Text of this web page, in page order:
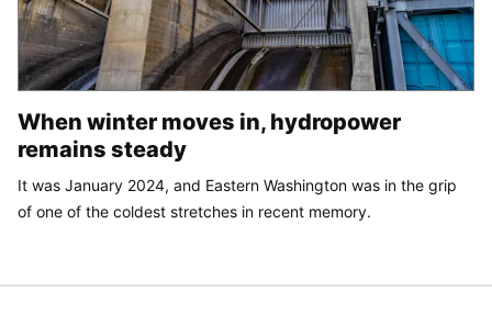
When winter moves in, hydropower
remains steady
It was January 2024, and Eastern Washington was in the grip
of one of the coldest stretches in recent memory.